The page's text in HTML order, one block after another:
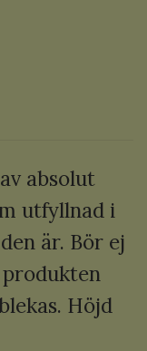
absolut
utfyllnad i
är. Bör ej
Höjd